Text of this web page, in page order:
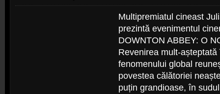
Multipremiatul cineast
prezintă evenimentul
DOWNTON ABBEY: O
Revenirea mult-
fenomenului global
povestea călătoriei
puțin grandioase, în